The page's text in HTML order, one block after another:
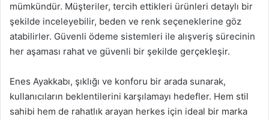
mümkündür. Müşteriler, tercih ettikleri ürünleri detaylı bir
şekilde inceleyebilir, beden ve renk seçeneklerine göz
atabilirler. Güvenli ödeme sistemleri ile alışveriş sürecinin
her aşaması rahat ve güvenli bir şekilde gerçekleşir.
Enes Ayakkabı, şıklığı ve konforu bir arada sunarak,
kullanıcıların beklentilerini karşılamayı hedefler. Hem stil
sahibi hem de rahatlık arayan herkes için ideal bir marka